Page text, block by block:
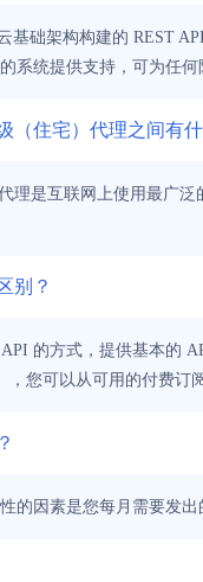
云基础架构构建的 REST
系统提供支持，可为任
（住宅）代理之间有
理是互联网上使用最广
别？
API 的方式，提供基本
，您可以从可用的付费
的因素是您每月需要发